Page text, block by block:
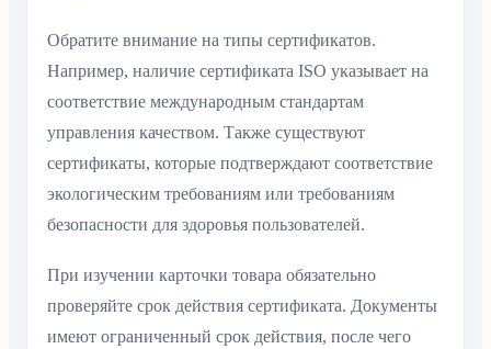
Обратите внимание на типы сертификатов.
Например, наличие сертификата ISO указывает на
соответствие международным стандартам
управления качеством. Также существуют
сертификаты, которые подтверждают соответствие
экологическим требованиям или требованиям
безопасности для здоровья пользователей.
При изучении карточки товара обязательно
проверяйте срок действия сертификата. Документы
имеют ограниченный срок действия, после чего